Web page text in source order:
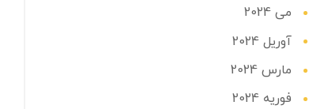
می 2024
آوریل 2024
مارس 2024
فوریه 2024